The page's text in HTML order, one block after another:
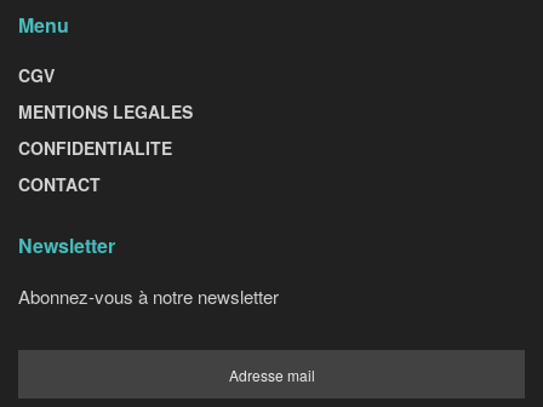
Menu
CGV
MENTIONS LEGALES
CONFIDENTIALITE
CONTACT
Newsletter
Abonnez-vous à notre newsletter